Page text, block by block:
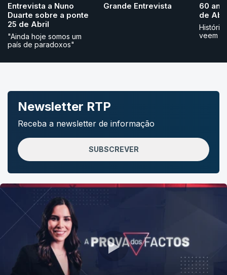
Entrevista a Nuno
Duarte sobre a ponte
25 de Abril
"Ainda hoje somos um
país de paradoxos"
Grande Entrevista
60
de
veem
Newsletter RTP
Receba a newsletter de informação
SUBSCREVER